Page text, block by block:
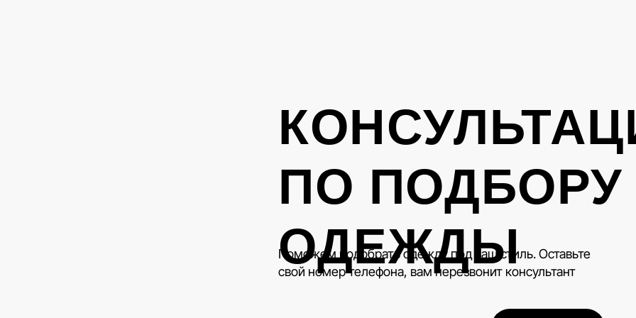
ПО ПОДБОРУ
ОДЕЖДЫ
Поможем подобрать одежду под ваш стиль. Оставьте
свой номер телефона, вам перезвонит консультант